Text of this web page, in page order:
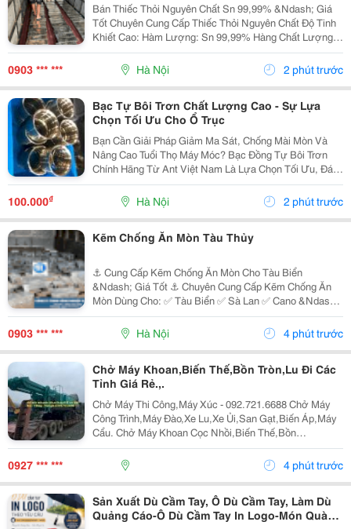
Bán Thiếc Thỏi Nguyên Chất Sn 99,99% &Ndash; Giá
Tốt Chuyên Cung Cấp Thiếc Thỏi Nguyên Chất Độ Tinh
Khiết Cao: Hàm Lượng: Sn 99,99% Hàng Chất Lượng
Ổn Định Bề Mặt Đẹp, Đúng Tiêu Chuẩn Công Nghiệp ✅
0903 *** *** Hà Nội 2 phút trước
Bạc Tự Bôi Trơn Chất Lượng Cao - Sự Lựa
Chọn Tối Ưu Cho Ổ Trục
Bạn Cần Giải Pháp Giảm Ma Sát, Chống Mài Mòn Và
Nâng Cao Tuổi Thọ Máy Móc? Bạc Đồng Tự Bôi Trơn
Chính Hãng Từ Ant Việt Nam Là Lựa Chọn Tối Ưu, Đáp
Ứng Nhu Cầu Trong Sản Xuất Và Công Nghiệp. Ưu
Điểm Nổi Bật: &Middot; Chất Lượng Cao: Hợp Kim
Đồng...
100.000₫ Hà Nội 2 phút trước
Kẽm Chống Ăn Mòn Tàu Thủy
⚓ Cung Cấp Kẽm Chống Ăn Mòn Cho Tàu Biển
&Ndash; Giá Tốt ⚓ Chuyên Cung Cấp Kẽm Chống Ăn
Mòn Dùng Cho: ✅ Tàu Biển ✅ Sà Lan ✅ Cano &Ndash;
Du Thuyền ✅ Hệ Thống Chân Vịt, Thân Tàu ✅ Công
Trình Ngoài Khơi Sản Phẩm: Kẽm Chống Ăn Mòn Dạng
0903 *** *** Hà Nội 4 phút trước
Chở Máy Khoan,Biến Thế,Bồn Tròn,Lu Đi Các
Tỉnh Giá Rẻ.,.
Chở Máy Thi Công,Máy Xúc - 092.721.6688 Chở Máy
Công Trình,Máy Đào,Xe Lu,Xe Ủi,San Gạt,Biến Áp,Máy
Cẩu. Chở Máy Khoan Cọc Nhồi,Biến Thế,Bồn
Tròn,Lu,Hàng Quá Khổ,Quá Tải Nhận Chở Ghép Hàng
Hóa,Máy Công Trình Đi Các Tỉnh Bắc Nam Giá Rẻ Liên
0927 *** *** 4 phút trước
Sản Xuất Dù Cầm Tay, Ô Dù Cầm Tay, Làm Dù
Quảng Cáo-Ô Dù Cầm Tay In Logo-Món Quà